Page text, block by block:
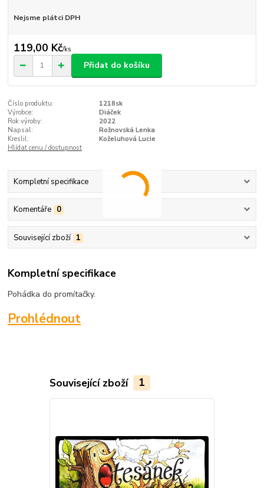
Nejsme plátci DPH
119,00 Kč/ks
Přidat do košíku
Číslo produktu:
1218sk
Výrobce:
Diáček
Rok výroby:
2022
Napsal:
Rožnovská Lenka
Kreslil:
Koželuhová Lucie
Hlídat cenu / dostupnost
Kompletní specifikace
Komentáře 0
Související zboží 1
Kompletní specifikace
Pohádka do promítačky.
Prohlédnout
Související zboží 1